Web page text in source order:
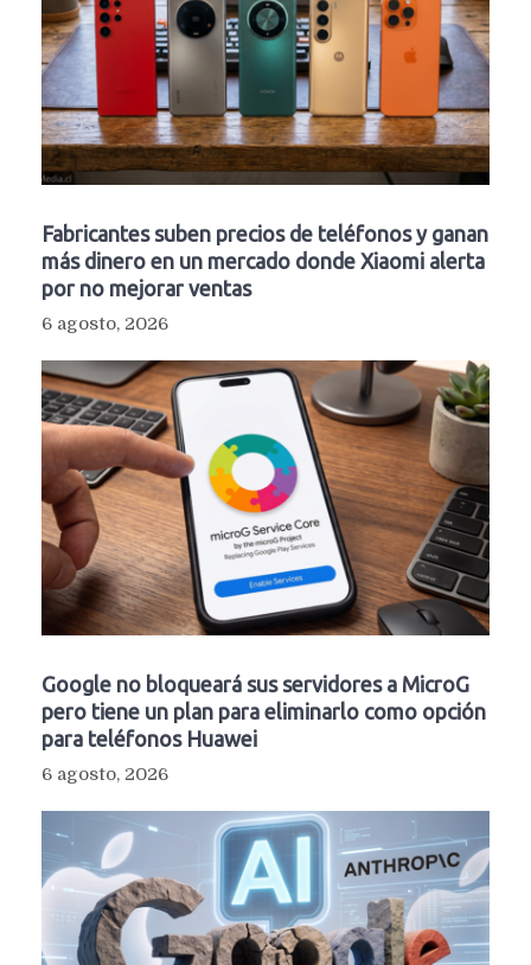
Fabricantes suben precios de teléfonos y ganan
más dinero en un mercado donde Xiaomi alerta
por no mejorar ventas
6 agosto, 2026
Google no bloqueará sus servidores a MicroG
pero tiene un plan para eliminarlo como opción
para teléfonos Huawei
6 agosto, 2026